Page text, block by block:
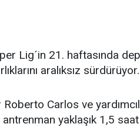
Lig´in 21. haftasında
aralıksız sürdürüyor.
Carlos ve
yaklaşık 1,5